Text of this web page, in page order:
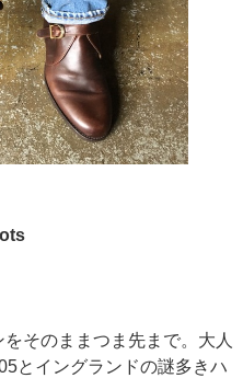
そのままつま先まで。大人
とイングランドの謎多きハ